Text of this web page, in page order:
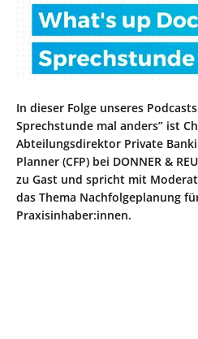
In dieser Folge unseres Podcasts
Sprechstunde mal anders” ist
Abteilungsdirektor Private
Planner (CFP) bei DONNER &
zu Gast und spricht mit
das Thema Nachfolgeplanung
Praxisinhaber:innen.